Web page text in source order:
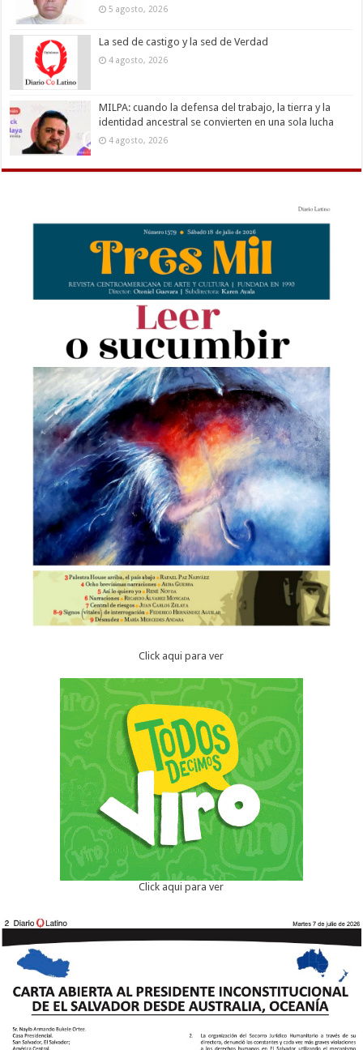
5 agosto, 2026
La sed de castigo y la sed de Verdad
4 agosto, 2026
MILPA: cuando la defensa del trabajo, la tierra y la
identidad ancestral se convierten en una sola lucha
4 agosto, 2026
Click aqui para ver
Click aqui para ver